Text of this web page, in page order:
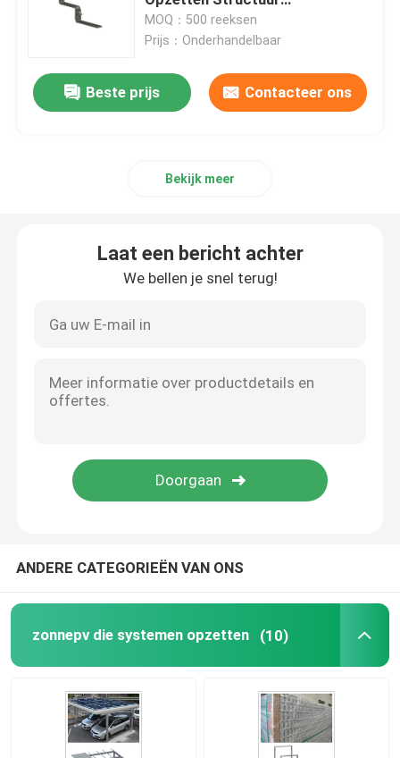
Het Zonne Opzettende systeem van het metaaldak
Het Zonne Opzettende Systeem van het tegeldak
Aluminium Zonne Opzettende Structuur
Staal Zonnestructuur
Zonnepaneel Carport
De Systemen van de telecommunicatie Zonnemacht
monocrystalline zonnemodule
Photovoltaic Houten Straal zet
op
MOQ：500 reeksen
Prijs：Onderhandelbaar
Beste prijs Contacteer ons
Bekijk meer
Laat een bericht achter
We bellen je snel terug!
ANDERE CATEGORIEËN VAN ONS
zonnepv die systemen opzetten (10)